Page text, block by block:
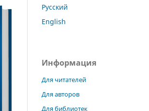
Русский
English
Информация
Для читателей
Для авторов
Для библиотек